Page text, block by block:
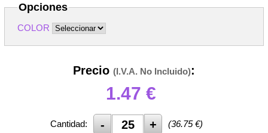
Opciones
COLOR
Precio (I.V.A. No Incluido):
1.47 €
Cantidad: (36.75€)